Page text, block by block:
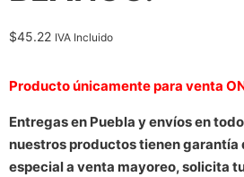
$45.22 IVA Incluido
Producto únicamente para venta
Entregas en Puebla y envíos en
nuestros productos tienen
especial a venta mayoreo, solicita